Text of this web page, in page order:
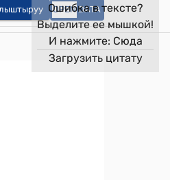
OPEN DATA
Ошибка в тексте?
Выделите ее мышкой!
И нажмите: Сюда
Загрузить цитату